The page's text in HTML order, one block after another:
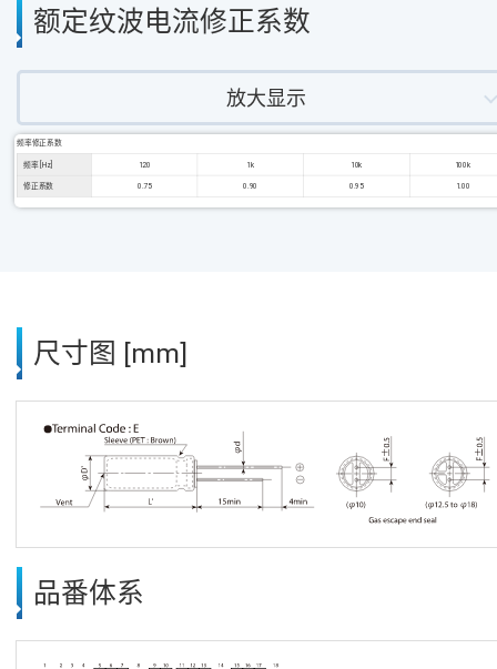
额定纹波电流修正系数
放大显示
频率修正系数
频率 [Hz] 120 1k 10k 100k
修正系数 0.75 0.90 0.95 1.00
尺寸图 [mm]
品番体系